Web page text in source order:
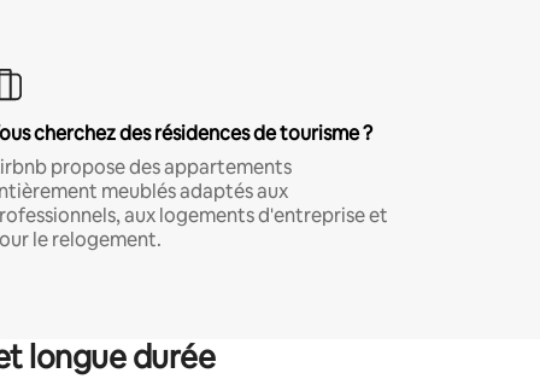
cherchez des résidences de tourisme ?
propose des appartements
meublés adaptés aux
aux logements d'entreprise et
le relogement.
longue durée